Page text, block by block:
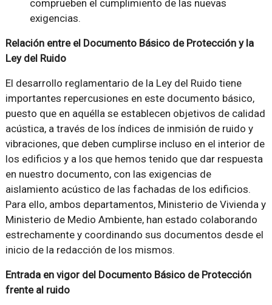
comprueben el cumplimiento de las nuevas
exigencias.
Relación entre el Documento Básico de Protección y la
Ley del Ruido
El desarrollo reglamentario de la Ley del Ruido tiene
importantes repercusiones en este documento básico,
puesto que en aquélla se establecen objetivos de calidad
acústica, a través de los índices de inmisión de ruido y
vibraciones, que deben cumplirse incluso en el interior de
los edificios y a los que hemos tenido que dar respuesta
en nuestro documento, con las exigencias de
aislamiento acústico de las fachadas de los edificios.
Para ello, ambos departamentos, Ministerio de Vivienda y
Ministerio de Medio Ambiente, han estado colaborando
estrechamente y coordinando sus documentos desde el
inicio de la redacción de los mismos.
Entrada en vigor del Documento Básico de Protección
frente al ruido